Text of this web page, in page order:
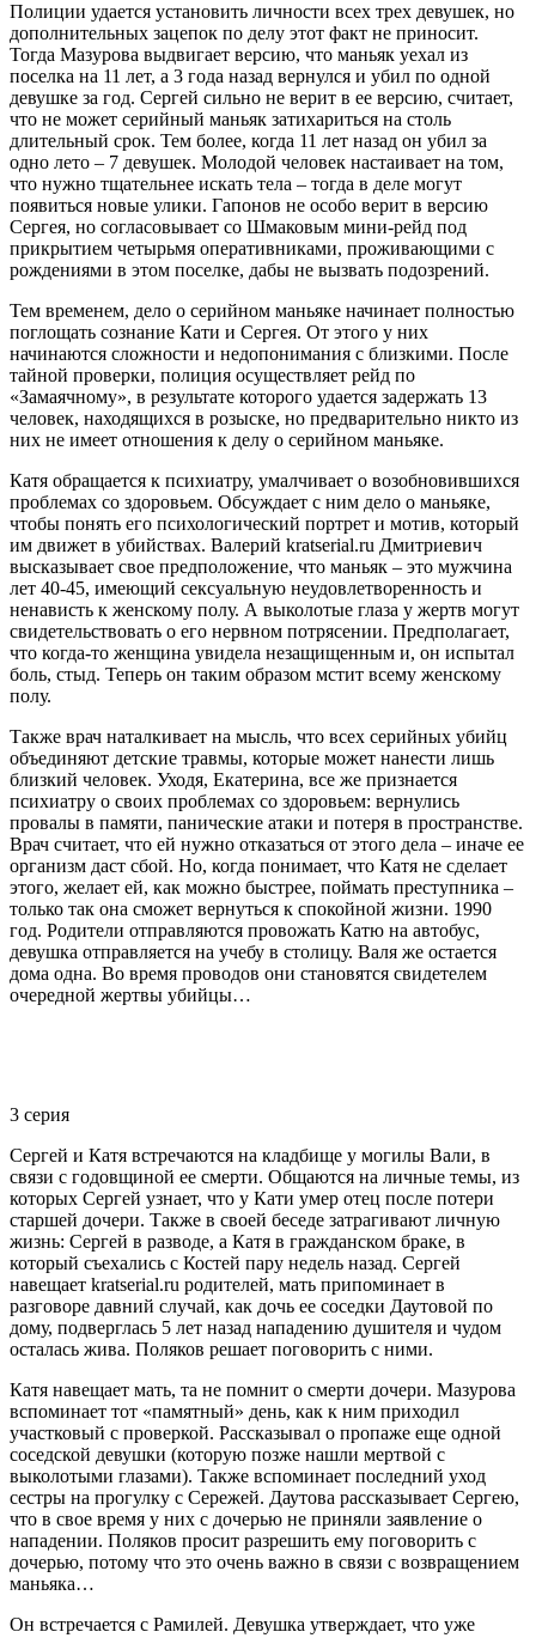
Полиции удается установить личности всех трех девушек, но
дополнительных зацепок по делу этот факт не приносит.
Тогда Мазурова выдвигает версию, что маньяк уехал из
поселка на 11 лет, а 3 года назад вернулся и убил по одной
девушке за год. Сергей сильно не верит в ее версию, считает,
что не может серийный маньяк затихариться на столь
длительный срок. Тем более, когда 11 лет назад он убил за
одно лето – 7 девушек. Молодой человек настаивает на том,
что нужно тщательнее искать тела – тогда в деле могут
появиться новые улики. Гапонов не особо верит в версию
Сергея, но согласовывает со Шмаковым мини-рейд под
прикрытием четырьмя оперативниками, проживающими с
рождениями в этом поселке, дабы не вызвать подозрений.
Тем временем, дело о серийном маньяке начинает полностью
поглощать сознание Кати и Сергея. От этого у них
начинаются сложности и недопонимания с близкими. После
тайной проверки, полиция осуществляет рейд по
«Замаячному», в результате которого удается задержать 13
человек, находящихся в розыске, но предварительно никто из
них не имеет отношения к делу о серийном маньяке.
Катя обращается к психиатру, умалчивает о возобновившихся
проблемах со здоровьем. Обсуждает с ним дело о маньяке,
чтобы понять его психологический портрет и мотив, который
им движет в убийствах. Валерий kratserial.ru Дмитриевич
высказывает свое предположение, что маньяк – это мужчина
лет 40-45, имеющий сексуальную неудовлетворенность и
ненависть к женскому полу. А выколотые глаза у жертв могут
свидетельствовать о его нервном потрясении. Предполагает,
что когда-то женщина увидела незащищенным и, он испытал
боль, стыд. Теперь он таким образом мстит всему женскому
полу.
Также врач наталкивает на мысль, что всех серийных убийц
объединяют детские травмы, которые может нанести лишь
близкий человек. Уходя, Екатерина, все же признается
психиатру о своих проблемах со здоровьем: вернулись
провалы в памяти, панические атаки и потеря в пространстве.
Врач считает, что ей нужно отказаться от этого дела – иначе ее
организм даст сбой. Но, когда понимает, что Катя не сделает
этого, желает ей, как можно быстрее, поймать преступника –
только так она сможет вернуться к спокойной жизни. 1990
год. Родители отправляются провожать Катю на автобус,
девушка отправляется на учебу в столицу. Валя же остается
дома одна. Во время проводов они становятся свидетелем
очередной жертвы убийцы…
3 серия
Сергей и Катя встречаются на кладбище у могилы Вали, в
связи с годовщиной ее смерти. Общаются на личные темы, из
которых Сергей узнает, что у Кати умер отец после потери
старшей дочери. Также в своей беседе затрагивают личную
жизнь: Сергей в разводе, а Катя в гражданском браке, в
который съехались с Костей пару недель назад. Сергей
навещает kratserial.ru родителей, мать припоминает в
разговоре давний случай, как дочь ее соседки Даутовой по
дому, подверглась 5 лет назад нападению душителя и чудом
осталась жива. Поляков решает поговорить с ними.
Катя навещает мать, та не помнит о смерти дочери. Мазурова
вспоминает тот «памятный» день, как к ним приходил
участковый с проверкой. Рассказывал о пропаже еще одной
соседской девушки (которую позже нашли мертвой с
выколотыми глазами). Также вспоминает последний уход
сестры на прогулку с Сережей. Даутова рассказывает Сергею,
что в свое время у них с дочерью не приняли заявление о
нападении. Поляков просит разрешить ему поговорить с
дочерью, потому что это очень важно в связи с возвращением
маньяка…
Он встречается с Рамилей. Девушка утверждает, что уже